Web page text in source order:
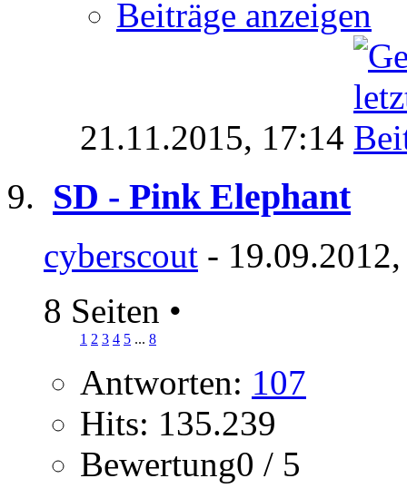
Beiträge anzeigen
21.11.2015, 17:14
SD - Pink Elephant
cyberscout -
8 Seiten •
1 2 3 4 5 ... 8
Antworten: 107
Hits: 135.239
Bewertung0 / 5